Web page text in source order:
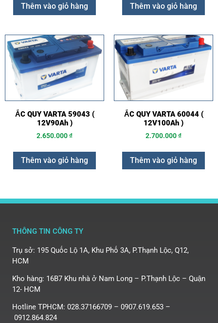
Thêm vào giỏ hàng Thêm vào giỏ hàng
ẮC QUY VARTA 59043 (
12V90Ah )
2.650.000₫
Thêm vào giỏ hàng
ẮC QUY VARTA 60044 (
12V100Ah )
2.700.000₫
Thêm vào giỏ hàng
THÔNG TIN CÔNG TY
Trụ sở: 195 Quốc Lộ 1A, Khu Phố 3A, P.Thạnh Lộc, Q12,
HCM
Kho hàng: 16B7 Khu nhà ở Nam Long – P.Thạnh Lộc – Quận
12- HCM
Hotline TPHCM: 028.37166709 – 0907.619.653 –
0912.864.824